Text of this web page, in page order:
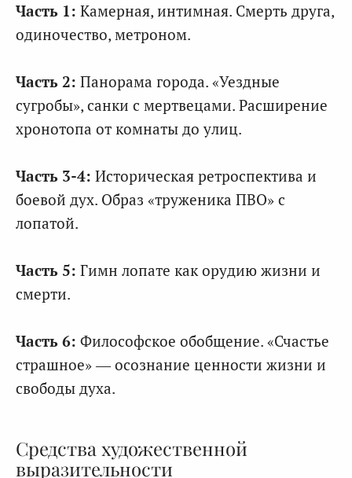
Часть 1: Камерная, интимная. Смерть друга,
одиночество, метроном.
Часть 2: Панорама города. «Уездные
сугробы», санки с мертвецами. Расширение
хронотопа от комнаты до улиц.
Часть 3-4: Историческая ретроспектива и
боевой дух. Образ «труженика ПВО» с
лопатой.
Часть 5: Гимн лопате как орудию жизни и
смерти.
Часть 6: Философское обобщение. «Счастье
страшное» — осознание ценности жизни и
свободы духа.
Средства художественной
выразительности